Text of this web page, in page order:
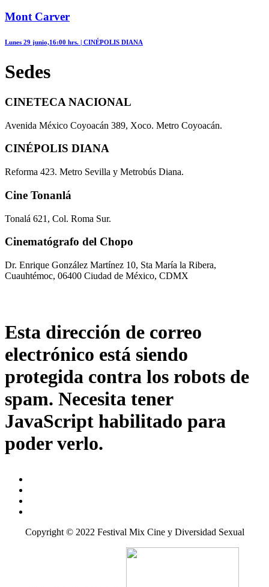
Mont Carver
Lunes 29 junio,16:00 hrs. | CINÉPOLIS DIANA
Sedes
CINETECA NACIONAL
Avenida México Coyoacán 389, Xoco. Metro Coyoacán.
CINÉPOLIS DIANA
Reforma 423. Metro Sevilla y Metrobús Diana.
Cine Tonanlá
Tonalá 621, Col. Roma Sur.
Cinematógrafo del Chopo
Dr. Enrique González Martínez 10, Sta María la Ribera,
Cuauhtémoc, 06400 Ciudad de México, CDMX
Esta dirección de correo
electrónico está siendo
protegida contra los robots de
spam. Necesita tener
JavaScript habilitado para
poder verlo.
Copyright © 2022 Festival Mix Cine y Diversidad Sexual